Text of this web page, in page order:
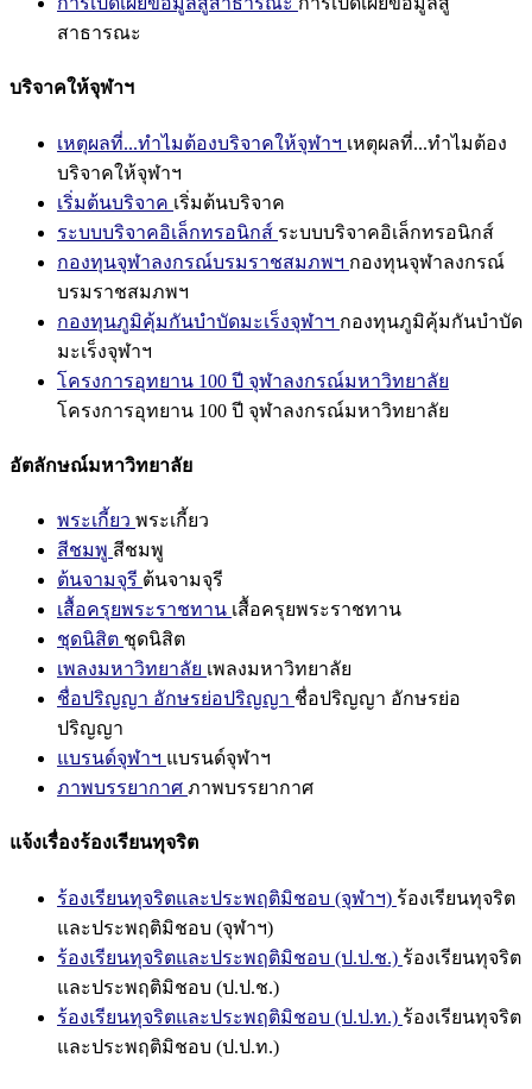
สาธารณะ
บริจาคให้จุฬาฯ
เหตุผลที่...ทำไมต้องบริจาคให้จุฬาฯ เหตุผลที่...ทำไมต้อง
บริจาคให้จุฬาฯ
เริ่มต้นบริจาค เริ่มต้นบริจาค
ระบบบริจาคอิเล็กทรอนิกส์ ระบบบริจาคอิเล็กทรอนิกส์
กองทุนจุฬาลงกรณ์บรมราชสมภพฯ กองทุนจุฬาลงกรณ์
บรมราชสมภพฯ
กองทุนภูมิคุ้มกันบำบัดมะเร็งจุฬาฯ กองทุนภูมิคุ้มกันบำบัด
มะเร็งจุฬาฯ
โครงการอุทยาน 100 ปี จุฬาลงกรณ์มหาวิทยาลัย
โครงการอุทยาน 100 ปี จุฬาลงกรณ์มหาวิทยาลัย
อัตลักษณ์มหาวิทยาลัย
พระเกี้ยว พระเกี้ยว
สีชมพู สีชมพู
ต้นจามจุรี ต้นจามจุรี
เสื้อครุยพระราชทาน เสื้อครุยพระราชทาน
ชุดนิสิต ชุดนิสิต
เพลงมหาวิทยาลัย เพลงมหาวิทยาลัย
ชื่อปริญญา อักษรย่อปริญญา ชื่อปริญญา อักษรย่อ
ปริญญา
แบรนด์จุฬาฯ แบรนด์จุฬาฯ
ภาพบรรยากาศ ภาพบรรยากาศ
แจ้งเรื่องร้องเรียนทุจริต
ร้องเรียนทุจริตและประพฤติมิชอบ (จุฬาฯ) ร้องเรียนทุจริต
และประพฤติมิชอบ (จุฬาฯ)
ร้องเรียนทุจริตและประพฤติมิชอบ (ป.ป.ช.) ร้องเรียนทุจริต
และประพฤติมิชอบ (ป.ป.ช.)
ร้องเรียนทุจริตและประพฤติมิชอบ (ป.ป.ท.) ร้องเรียนทุจริต
และประพฤติมิชอบ (ป.ป.ท.)